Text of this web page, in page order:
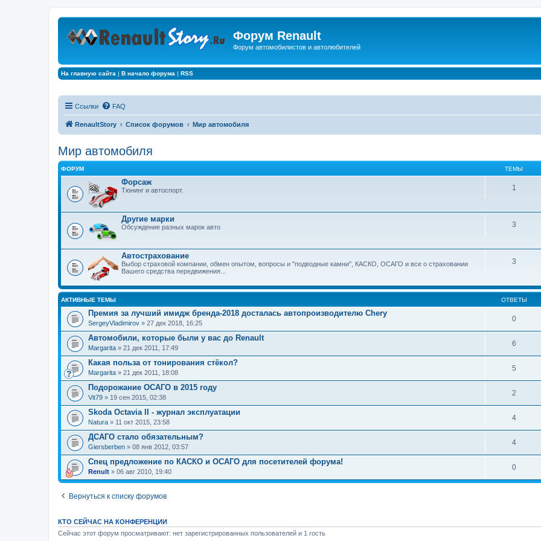
Форум Renault
Форум автомобилистов и автолюбителей
На главную сайта | В начало форума | RSS
Ссылки FAQ
RenaultStory Список форумов Мир автомобиля
Мир автомобиля
ФОРУМ ТЕМЫ
Форсаж
Тюнинг и автоспорт. 1
Другие марки
Обсуждение разных марок авто 3
Автострахование
Выбор страховой компании, обмен опытом, вопросы и "подводные камни", КАСКО, ОСАГО и все о страховании
Вашего средства передвижения...
3
АКТИВНЫЕ ТЕМЫ ОТВЕТЫ
Премия за лучший имидж бренда-2018 досталась автопроизводителю Chery
SergeyVladimirov » 27 дек 2018, 16:25
0
Автомобили, которые были у вас до Renault
Margarita » 21 дек 2011, 17:49
6
Какая польза от тонирования стёкол?
Margarita » 21 дек 2011, 18:08
5
Подорожание ОСАГО в 2015 году
Vit79 » 19 сен 2015, 02:38
2
Skoda Octavia II - журнал эксплуатации
Natura » 11 окт 2015, 23:58
4
ДСАГО стало обязательным?
Giersberben » 08 янв 2012, 03:57
4
Спец предложение по КАСКО и ОСАГО для посетителей форума!
Renult » 06 авг 2010, 19:40
0
Вернуться к списку форумов
КТО СЕЙЧАС НА КОНФЕРЕНЦИИ
Сейчас этот форум просматривают: нет зарегистрированных пользователей и 1 гость